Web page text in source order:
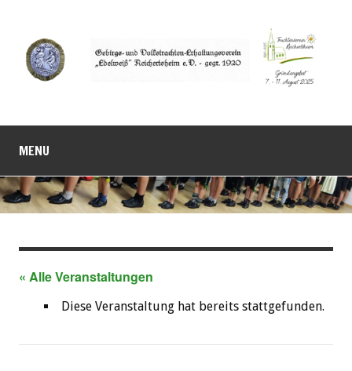
MENU
« Alle Veranstaltungen
Diese Veranstaltung hat bereits stattgefunden.